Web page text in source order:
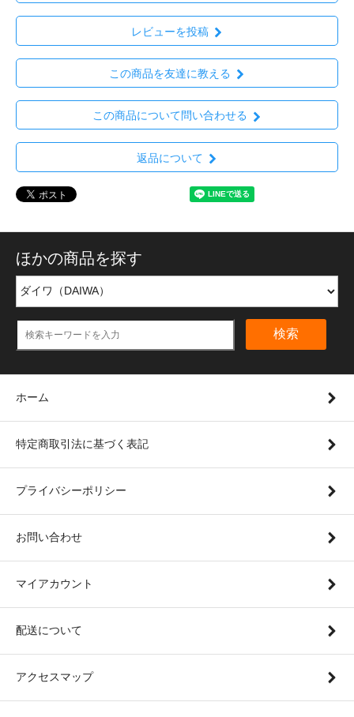
レビューを投稿
この商品を友達に教える
この商品について問い合わせる
返品について
ほかの商品を探す
検索
ホーム
特定商取引法に基づく表記
プライバシーポリシー
お問い合わせ
マイアカウント
配送について
アクセスマップ